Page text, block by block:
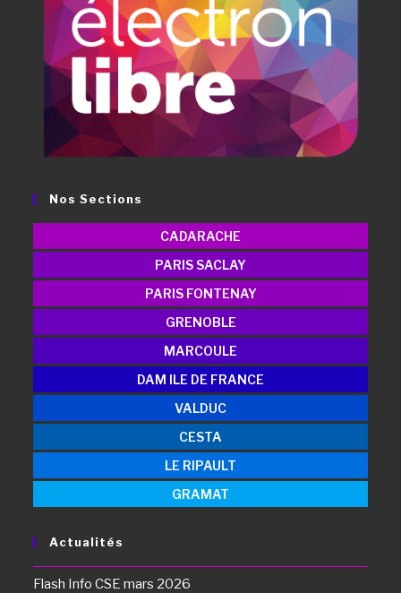
Nos Sections
CADARACHE
PARIS SACLAY
PARIS FONTENAY
GRENOBLE
MARCOULE
DAM ILE DE FRANCE
VALDUC
CESTA
LE RIPAULT
GRAMAT
Actualités
Flash Info CSE mars 2026